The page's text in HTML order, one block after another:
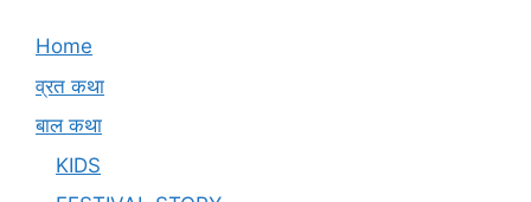
Home
व्रत कथा
बाल कथा
KIDS